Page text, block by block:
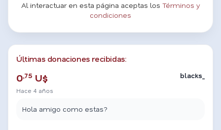
Al interactuar en esta página aceptas los Términos y
condiciones
Últimas donaciones recibidas:
0,75 U$
Hace 4 años
blacks_
Hola amigo como estas?